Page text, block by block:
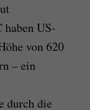
US-
von 620
– ein
durch die